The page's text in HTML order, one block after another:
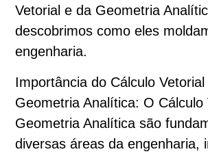
Vetorial e da Geometria
descobrimos como eles
engenharia.
Importância do Cálculo Vetorial
Geometria Analítica: O Cálculo
Geometria Analítica são
diversas áreas da engenharia,